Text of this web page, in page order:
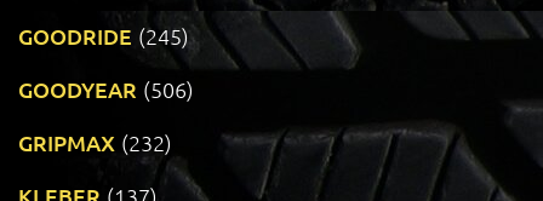
GOODRIDE (245)
GOODYEAR (506)
GRIPMAX (232)